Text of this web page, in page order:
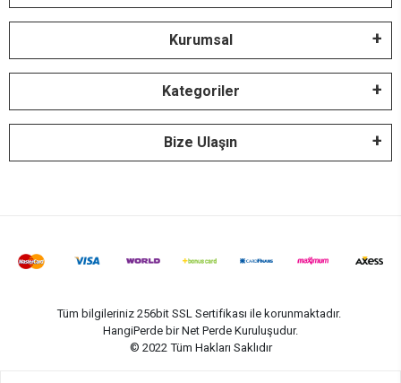
Kurumsal
Kategoriler
Bize Ulaşın
Tüm bilgileriniz 256bit SSL Sertifikası ile korunmaktadır.
HangiPerde bir Net Perde Kuruluşudur.
© 2022 Tüm Hakları Saklıdır